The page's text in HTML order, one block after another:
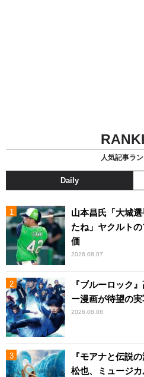
人気記事ラ
Daily
山本昌氏「大城
たね」ヤクルト
価
2026.08.07
『ブルーロック
ー漫画が待望の
2026.08.08
『モアナと伝説
松也、ミュージ